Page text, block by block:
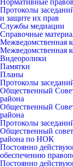
Нормативные
Протоколы
и защите их прав
Службы медиации
Справочные
Межведомственная
Межведомственная
Видеоролики
Памятки
Планы
Протоколы
Общественный
района
Общественный
района
Протоколы
Общественный
района по НОК
Постоянно
обеспечению
Постоянно